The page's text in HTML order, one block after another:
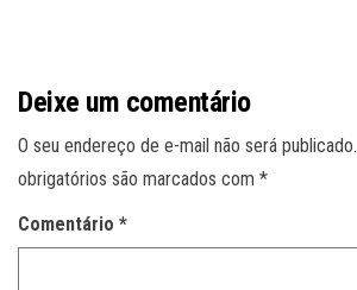
Deixe um comentário
O seu endereço de e-mail não será publicado.
obrigatórios são marcados com *
Comentário *